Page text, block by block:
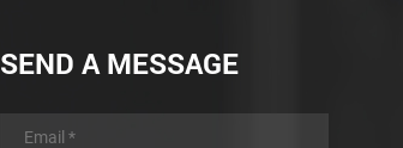
SEND A MESSAGE